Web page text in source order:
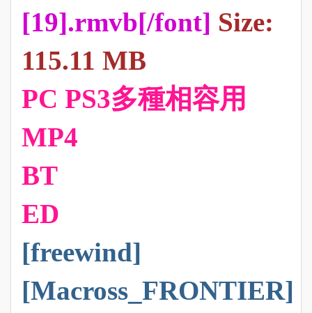
[19].rmvb[/font] Size:
115.11 MB
PC PS3多種相容用
MP4
BT
ED
[freewind]
[Macross_FRONTIER]